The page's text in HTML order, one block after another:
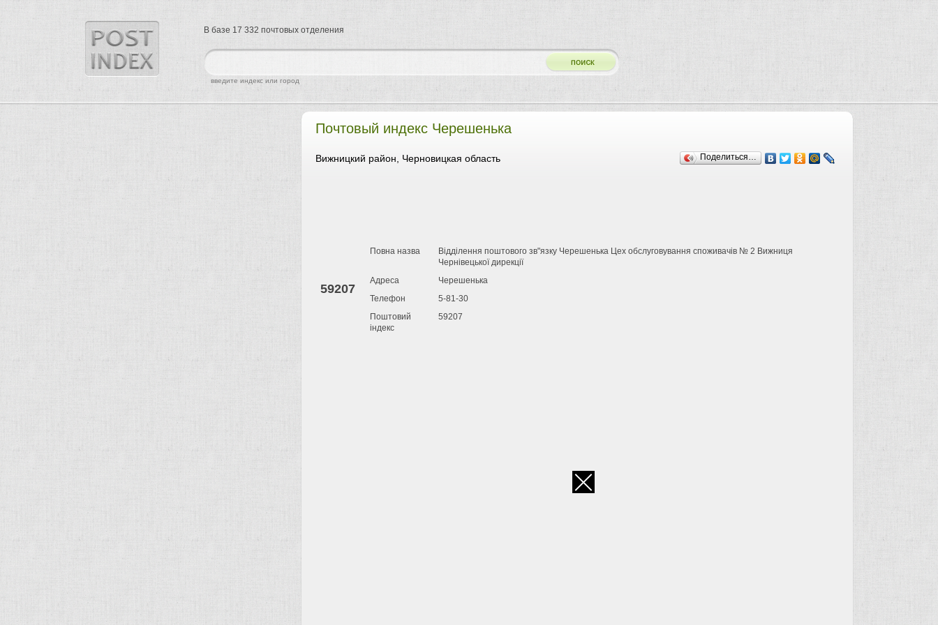
Почтовый индекс Черешенька
Поделиться…
Вижницкий район, Черновицкая область
59207
Повна назва
Відділення поштового зв"язку Черешенька Цех обслуговування споживачів № 2 Вижниця
Чернівецької дирекції
Адреса
Черешенька
Телефон
5-81-30
Поштовий
індекс
59207
найти
введите индекс или город
В базе 17 332 почтовых отделения